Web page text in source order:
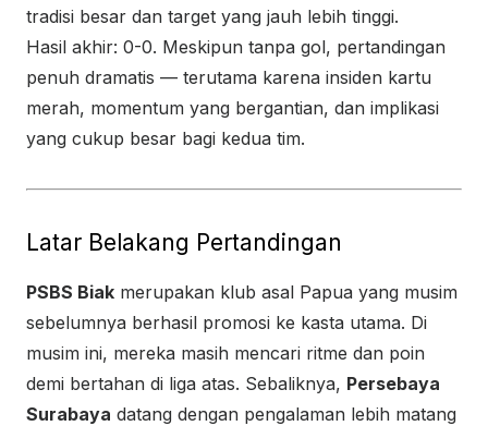
tradisi besar dan target yang jauh lebih tinggi.
Hasil akhir: 0-0. Meskipun tanpa gol, pertandingan
penuh dramatis — terutama karena insiden kartu
merah, momentum yang bergantian, dan implikasi
yang cukup besar bagi kedua tim.
Latar Belakang Pertandingan
PSBS Biak merupakan klub asal Papua yang musim
sebelumnya berhasil promosi ke kasta utama. Di
musim ini, mereka masih mencari ritme dan poin
demi bertahan di liga atas. Sebaliknya, Persebaya
Surabaya datang dengan pengalaman lebih matang